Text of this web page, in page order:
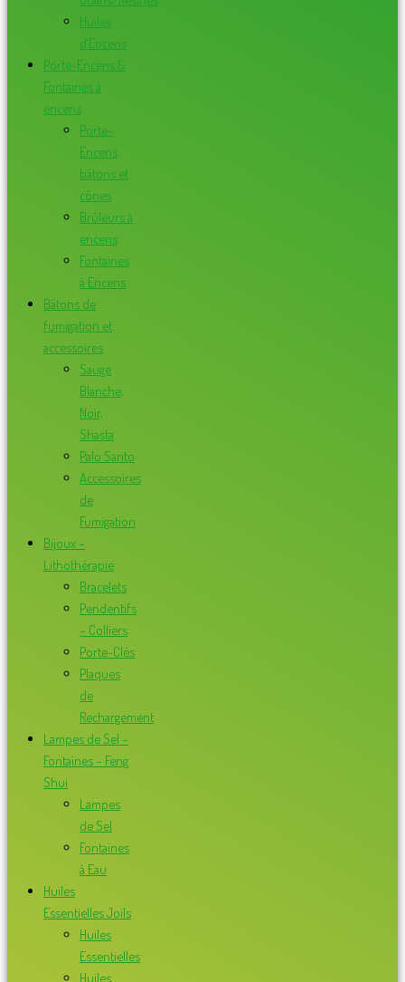
Huiles
d’Encens
Porte-Encens &
Fontaines à
encens
Porte-
Encens
bâtons et
cônes
Brûleurs à
encens
Fontaines
à Encens
Bâtons de
fumigation et
accessoires
Sauge
Blanche,
Noir,
Shasta
Palo Santo
Accessoires
de
Fumigation
Bijoux –
Lithothérapie
Bracelets
Pendentifs
– Colliers
Porte-Clés
Plaques
de
Rechargement
Lampes de Sel –
Fontaines – Feng
Shui
Lampes
de Sel
Fontaines
à Eau
Huiles
Essentielles Joils
Huiles
Essentielles
Huiles